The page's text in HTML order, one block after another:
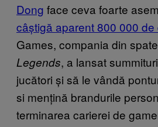
Dong face ceva foarte
câștigă aparent 800 000 de
Games, compania din
Legends, a lansat
jucători și să le vândă
si mențină brandurile
terminarea carierei de